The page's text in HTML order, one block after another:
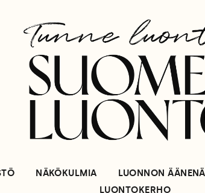
NÄKÖKULMIA LUONNON
LUONTOKERHO